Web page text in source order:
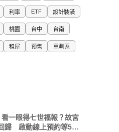
利率 ETF 設計裝潢
桃園 台中 台南
租屋 預售 重劃區
看一眼得七世福報？故宮
歸 啟動線上預約等5大